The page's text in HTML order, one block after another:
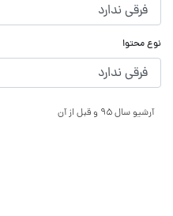
نوع محتوا
آرشیو سال ۹۵ و قبل از آن